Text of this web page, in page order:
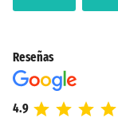
Reseñas
4.9